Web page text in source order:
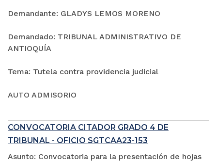
Demandante: GLADYS LEMOS MORENO
Demandado: TRIBUNAL ADMINISTRATIVO DE
ANTIOQUÍA
Tema: Tutela contra providencia judicial
AUTO ADMISORIO
CONVOCATORIA CITADOR GRADO 4 DE
TRIBUNAL - OFICIO SGTCAA23-153
Asunto: Convocatoria para la presentación de hojas